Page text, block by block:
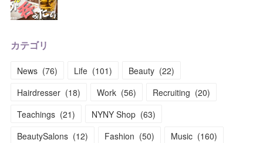
カテゴリ
News (76) Life (101) Beauty (22)
Hairdresser (18) Work (56) Recruiting (20)
Teachings (21) NYNY Shop (63)
BeautySalons (12) Fashion (50) Music (160)